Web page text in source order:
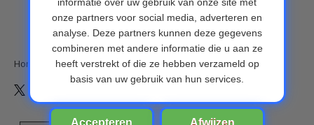
Home Ultrasonische Anti Blafband